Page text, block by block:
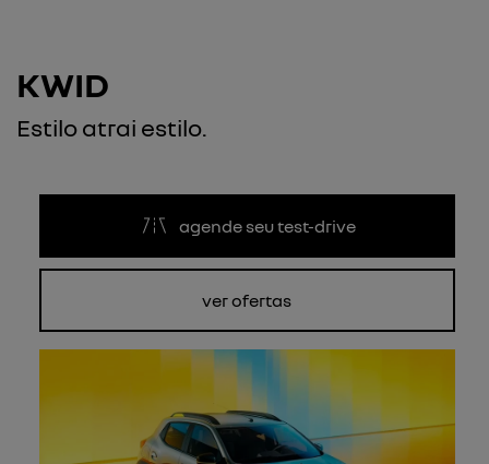
KWID
Estilo atrai estilo.
agende seu test-drive
ver ofertas